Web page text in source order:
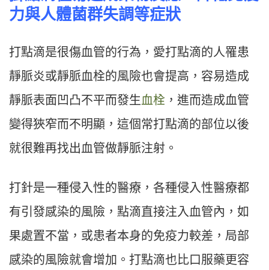
力與人體菌群失調等症狀
打點滴是很傷血管的行為，愛打點滴的人罹患
靜脈炎或靜脈血栓的風險也會提高，容易造成
靜脈表面凹凸不平而發生血栓 ，進而造成血管
變得狹窄而不明顯，這個常打點滴的部位以後
就很難再找出血管做靜脈注射。
打針是一種侵入性的醫療，各種侵入性醫療都
有引發感染的風險，點滴直接注入血管內，如
果處置不當，或患者本身的免疫力較差，局部
感染的風險就會增加。打點滴也比口服藥更容